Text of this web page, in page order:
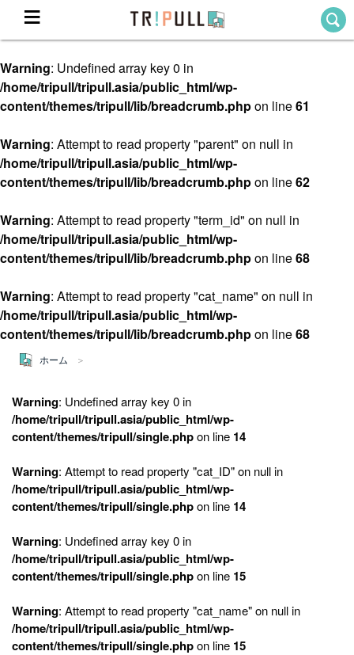
ホーム
Theme
テーマから探す
TRIPULLブログ
About
私たちについて
Warning: Undefined array key 0 in
/home/tripull/tripull.asia/public_html/wp-
content/themes/tripull/lib/breadcrumb.phpon line61
Warning: Attempt to read property "parent" on null in
/home/tripull/tripull.asia/public_html/wp-
content/themes/tripull/lib/breadcrumb.phpon line62
Warning: Attempt to read property "term_id" on null in
/home/tripull/tripull.asia/public_html/wp-
content/themes/tripull/lib/breadcrumb.phpon line68
Warning: Attempt to read property "cat_name" on null in
/home/tripull/tripull.asia/public_html/wp-
content/themes/tripull/lib/breadcrumb.phpon line68
ホーム
Warning: Undefined array key 0 in
/home/tripull/tripull.asia/public_html/wp-
content/themes/tripull/single.phpon line 14
Warning: Attempt to read property "cat_ID" on null in
/home/tripull/tripull.asia/public_html/wp-
content/themes/tripull/single.phpon line 14
Warning: Undefined array key 0 in
/home/tripull/tripull.asia/public_html/wp-
content/themes/tripull/single.phpon line 15
Warning: Attempt to read property "cat_name" on null in
/home/tripull/tripull.asia/public_html/wp-
content/themes/tripull/single.phpon line 15